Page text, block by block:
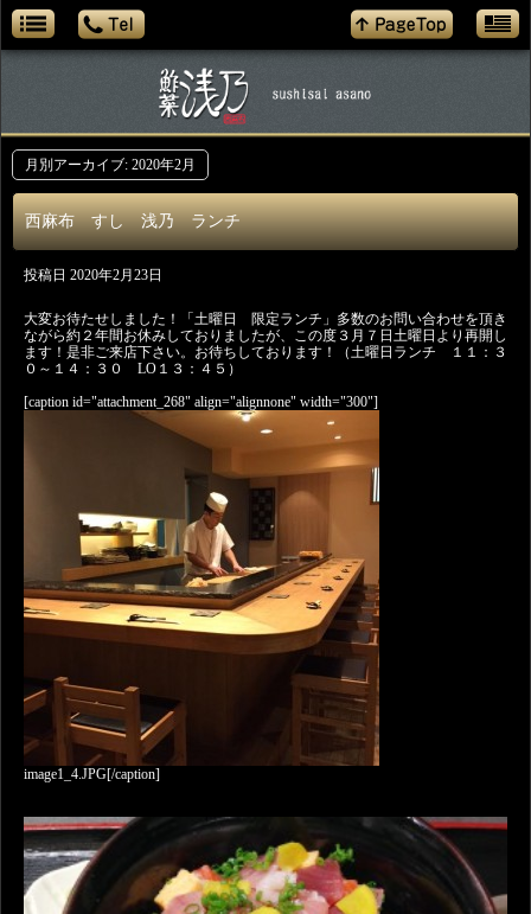
月別アーカイブ: 2020年2月
西麻布 すし 浅乃 ランチ
投稿日 2020年2月23日
大変お待たせしました！「土曜日 限定ランチ」多数のお問い合わせを頂き
ながら約２年間お休みしておりましたが、この度３月７日土曜日より再開し
ます！是非ご来店下さい。お待ちしております！（土曜日ランチ １１：３
０～１４：３０ LO１３：４５）
[caption id="attachment_268" align="alignnone" width="300"]
image1_4.JPG[/caption]